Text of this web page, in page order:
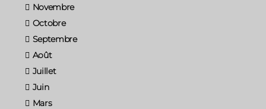
Novembre
Octobre
Septembre
Août
Juillet
Juin
Mars